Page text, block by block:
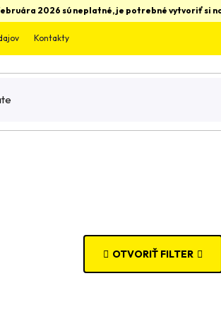
2026 sú neplatné, je potrebné vytvoriť si
Kontakty
OTVORIŤ FILTER